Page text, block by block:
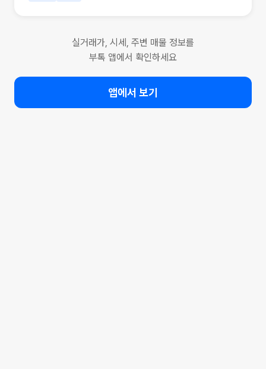
실거래가, 시세, 주변 매물 정보를
부톡 앱에서 확인하세요
앱에서 보기